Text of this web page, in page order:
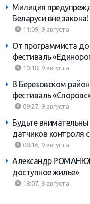
Милиция
Беларуси вне закона!
11:09, 9 августа
От программиста
фестиваль
10:18, 9 августа
В Березовском
фестиваль
09:27, 9 августа
Будьте
датчиков контроля
08:16, 9 августа
Александр
доступное жилье»
18:07, 8 августа